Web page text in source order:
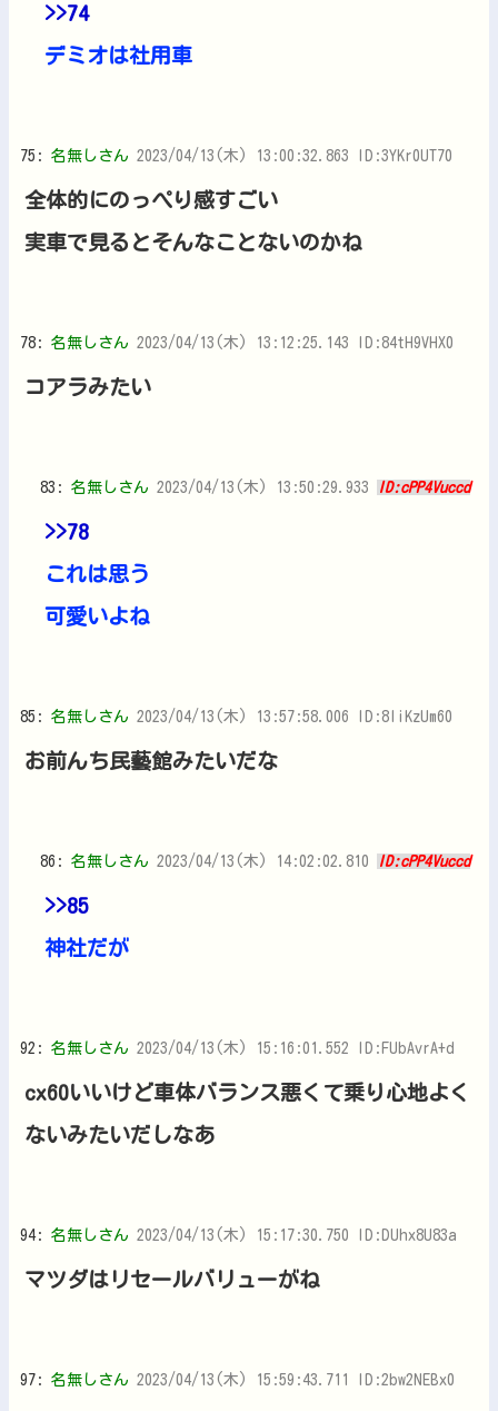
>>74
デミオは社用車
75: 名無しさん 2023/04/13(木) 13:00:32.863 ID:3YKr0UT70
全体的にのっぺり感すごい
実車で見るとそんなことないのかね
78: 名無しさん 2023/04/13(木) 13:12:25.143 ID:84tH9VHX0
コアラみたい
83: 名無しさん 2023/04/13(木) 13:50:29.933 ID:cPP4Vuccd
>>78
これは思う
可愛いよね
85: 名無しさん 2023/04/13(木) 13:57:58.006 ID:8liKzUm60
お前んち民藝館みたいだな
86: 名無しさん 2023/04/13(木) 14:02:02.810 ID:cPP4Vuccd
>>85
神社だが
92: 名無しさん 2023/04/13(木) 15:16:01.552 ID:FUbAvrA+d
cx60いいけど車体バランス悪くて乗り心地よく
ないみたいだしなあ
94: 名無しさん 2023/04/13(木) 15:17:30.750 ID:DUhx8U83a
マツダはリセールバリューがね
97: 名無しさん 2023/04/13(木) 15:59:43.711 ID:2bw2NEBx0